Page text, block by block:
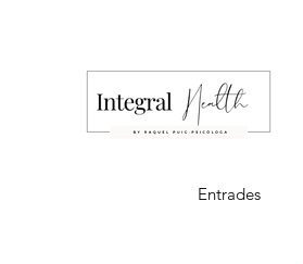
Entrades